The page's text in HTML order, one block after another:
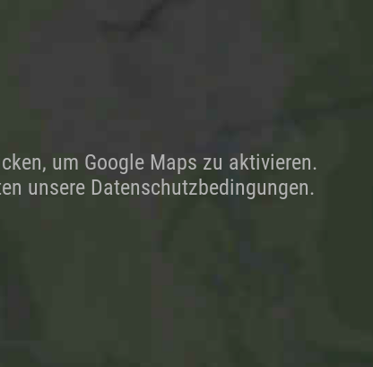
um Google Maps zu aktivieren.
unsere Datenschutzbedingungen.